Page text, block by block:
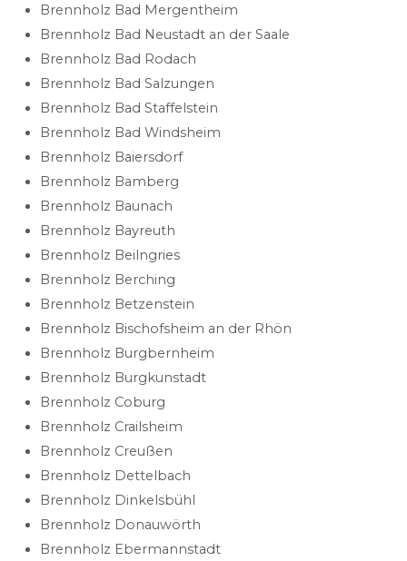
Brennholz Bad Mergentheim
Brennholz Bad Neustadt an der Saale
Brennholz Bad Rodach
Brennholz Bad Salzungen
Brennholz Bad Staffelstein
Brennholz Bad Windsheim
Brennholz Baiersdorf
Brennholz Bamberg
Brennholz Baunach
Brennholz Bayreuth
Brennholz Beilngries
Brennholz Berching
Brennholz Betzenstein
Brennholz Bischofsheim an der Rhön
Brennholz Burgbernheim
Brennholz Burgkunstadt
Brennholz Coburg
Brennholz Crailsheim
Brennholz Creußen
Brennholz Dettelbach
Brennholz Dinkelsbühl
Brennholz Donauwörth
Brennholz Ebermannstadt